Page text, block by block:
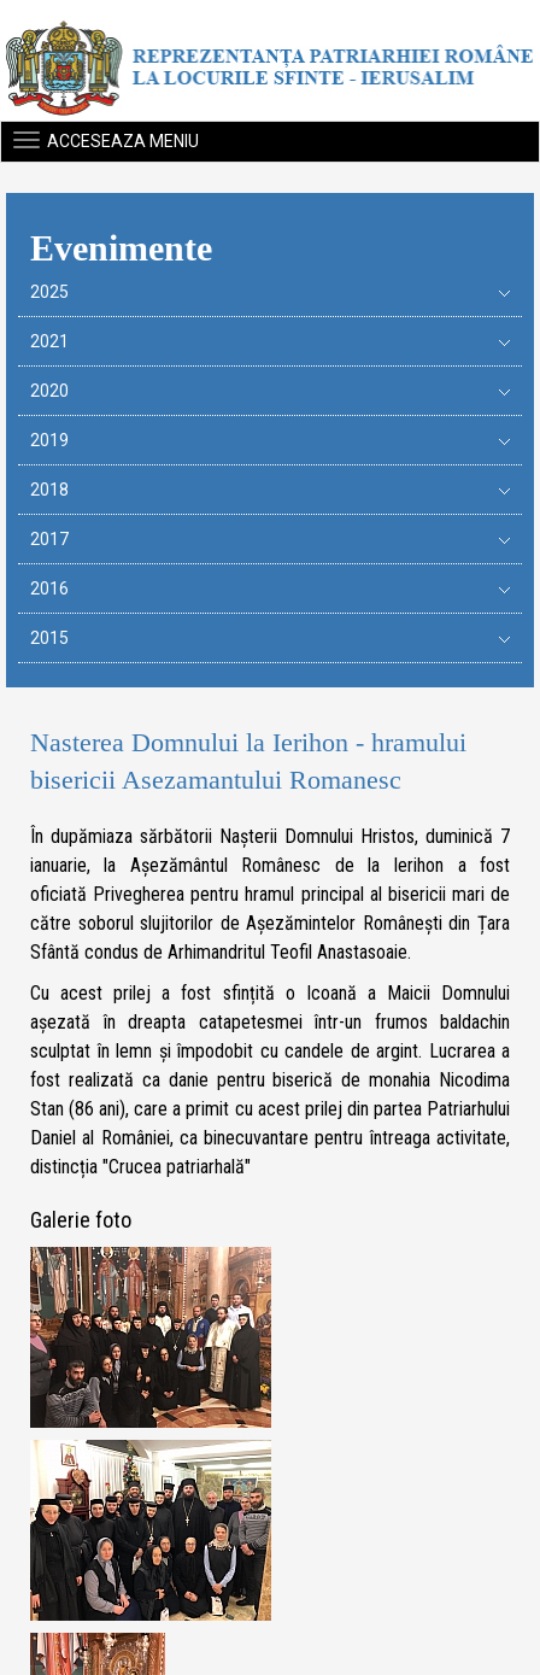
ACCESEAZA MENIU
Evenimente
2025
2021
2020
2019
2018
2017
2016
2015
Nasterea Domnului la Ierihon - hramului
bisericii Asezamantului Romanesc
În dupămiaza sărbătorii Nașterii Domnului Hristos, duminică 7
ianuarie, la Așezământul Românesc de la Ierihon a fost
oficiată Privegherea pentru hramul principal al bisericii mari de
către soborul slujitorilor de Așezămintelor Românești din Țara
Sfântă condus de Arhimandritul Teofil Anastasoaie.
Cu acest prilej a fost sfințită o Icoană a Maicii Domnului
așezată în dreapta catapetesmei într-un frumos baldachin
sculptat în lemn și împodobit cu candele de argint. Lucrarea a
fost realizată ca danie pentru biserică de monahia Nicodima
Stan (86 ani), care a primit cu acest prilej din partea Patriarhului
Daniel al României, ca binecuvantare pentru întreaga activitate,
distincția "Crucea patriarhală"
Galerie foto